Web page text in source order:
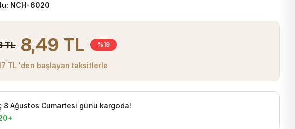
NCH-6020
TL 8,49 TL %19
TL 'den başlayan taksitlerle
8 Ağustos Cumartesi günü kargoda!